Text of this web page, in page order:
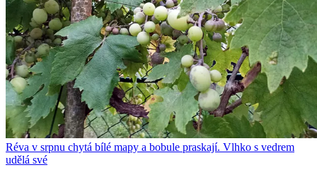
Réva v srpnu chytá bílé mapy a bobule praskají. Vlhko s vedrem
udělá své